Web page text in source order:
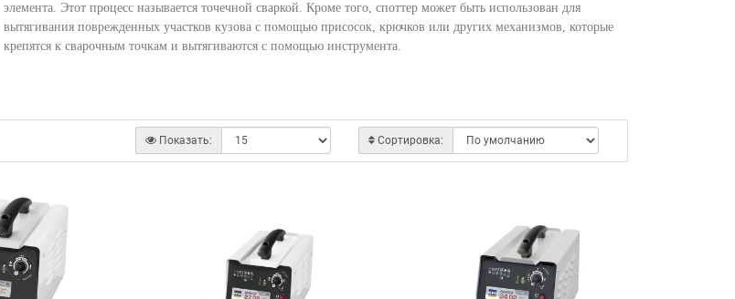
элемента. Этот процесс называется точечной сваркой. Кроме того, споттер может быть использован для
вытягивания поврежденных участков кузова с помощью присосок, крючков или других механизмов, которые
крепятся к сварочным точкам и вытягиваются с помощью инструмента.
Сортировка:
Показать: